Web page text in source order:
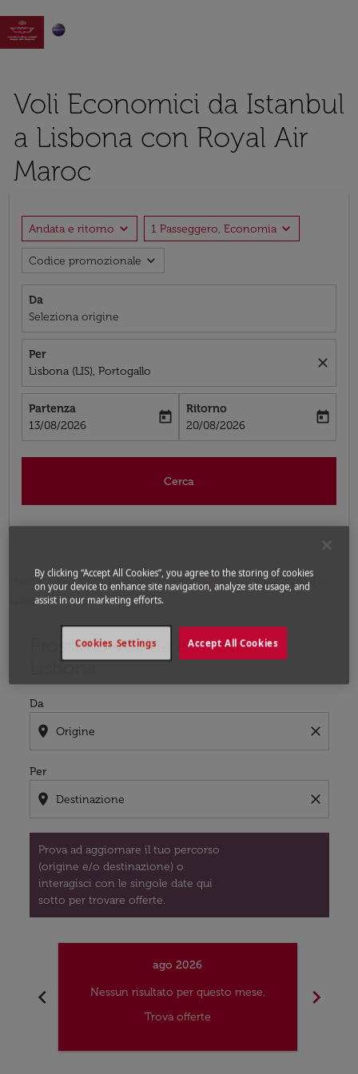

Voli Economici da Istanbul
a Lisbona con Royal Air
Maroc
Andata e ritorno expand_more 1 Passeggero, Economia expand_more
Codice promozionale expand_more
Da
Seleziona origine
Per
Lisbona (LIS), Portogallo
close
Partenza
fc-booking-departure-date-aria-label
13/08/2026
today
Ritorno
fc-booking-return-date-aria-label
20/08/2026
today
Cerca
Home Voli Voli per Portogallo
Voli Istanbul -
Lisbona
Prossimo voli da Istanbul a
Lisbona
Da
location_on close
Per
location_on close
Prova ad aggiornare il tuo percorso
(origine e/o destinazione) o
interagisci con le singole date qui
sotto per trovare offerte.
Prova ad aggiornare il tuo percorso (origine e/o
chevron_left
ago 2026
Nessun risultato per questo mese.
Trova offerte
chevron_right
By clicking “Accept All Cookies”, you agree to the storing of cookies
on your device to enhance site navigation, analyze site usage, and
assist in our marketing efforts.
Accept All Cookies
Cookies Settings